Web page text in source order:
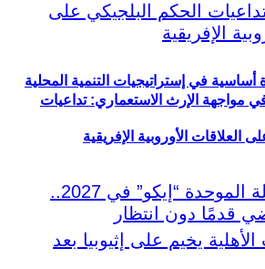
أساسية في إستراتيجيات التنمية المحلية
في مواجهة الإرث الاستعماري: تداعيات
العلاقات الأوروبية الإفريقية